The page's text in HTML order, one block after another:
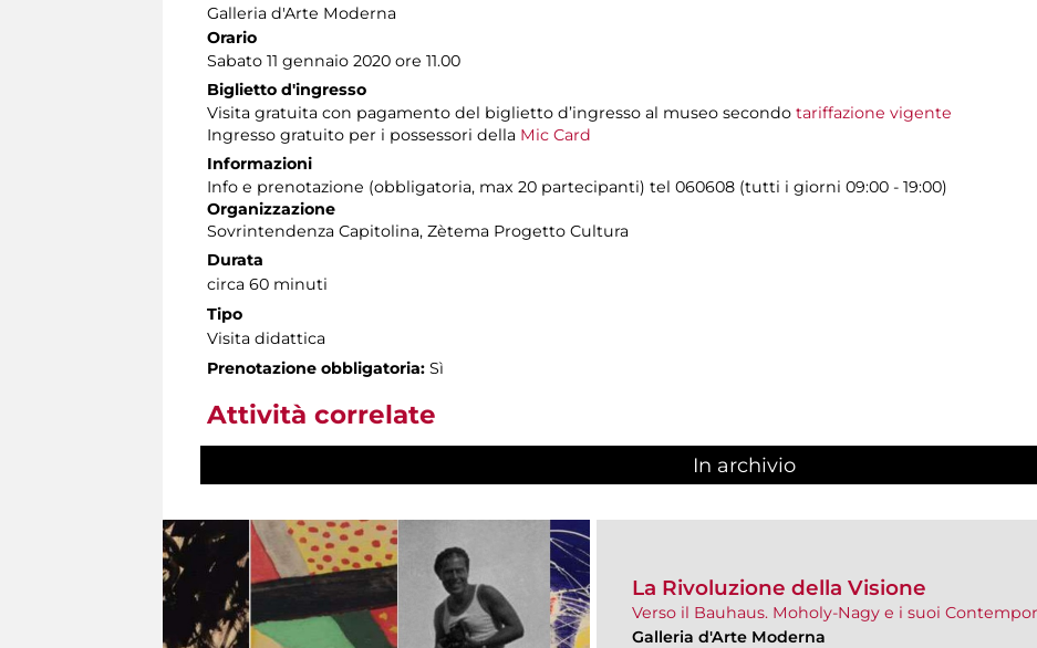
Galleria d'Arte Moderna
Orario
Sabato 11 gennaio 2020 ore 11.00
Biglietto d'ingresso
Visita gratuita con pagamento del biglietto d’ingresso al museo secondo tariffazione vigente
Ingresso gratuito per i possessori della Mic Card
Informazioni
Info e prenotazione (obbligatoria, max 20 partecipanti) tel 060608 (tutti i giorni 09:00 - 19:00)
Organizzazione
Sovrintendenza Capitolina, Zètema Progetto Cultura
Durata
circa 60 minuti
Tipo
Visita didattica
Prenotazione obbligatoria: Sì
Attività correlate
In archivio
La Rivoluzione della Visione
Verso il Bauhaus. Moholy-Nagy e i suoi
Galleria d'Arte Moderna